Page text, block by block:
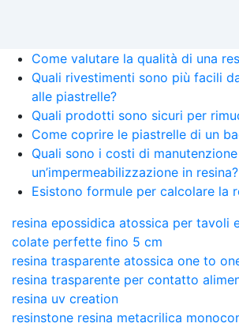
Come valutare la qualità di una
Quali rivestimenti sono più facili
alle piastrelle?
Quali prodotti sono sicuri per
Come coprire le piastrelle di un
Quali sono i costi di
un’impermeabilizzazione in resina?
Esistono formule per calcolare la
resina epossidica atossica per tavoli
colate perfette fino 5 cm
resina trasparente atossica one to
resina trasparente per contatto
resina uv creation
resinstone resina metacrilica